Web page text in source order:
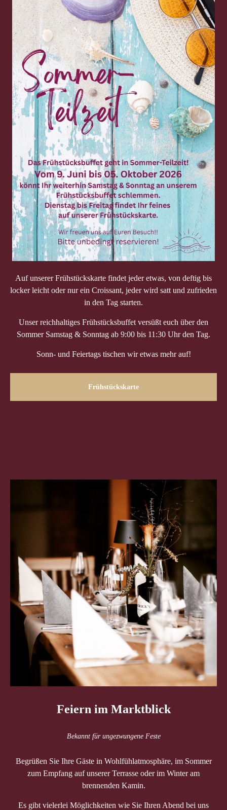
Auf unserer Frühstückskarte findet jeder etwas, von deftig bis
locker leicht oder nur ein Croissant, jeder wird satt und zufrieden
in den Tag starten.
Unser reichhaltiges Frühstücksbuffet versüßt euch über den
Sommer Samstag & Sonntag ab 9:00 bis 11:30 Uhr den Tag.
Sonn- und Feiertags tischen wir etwas mehr auf!
Frühstückskarte
Feiern im Marktblick
Bekannt für ungezwungene Feste
Begrüßen Sie Ihre Gäste in Wohlfühlatmosphäre, im Sommer
zum Empfang auf unserer Terrasse oder im Winter am
brennenden Kamin.
Es gibt vielerlei Möglichkeiten wie Sie Ihren Abend bei uns